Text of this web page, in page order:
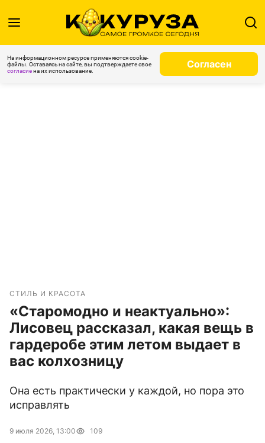
На информационном ресурсе применяются cookie-
файлы. Оставаясь на сайте, вы подтверждаете свое
согласиена их использование.
Согласен
СТИЛЬ И КРАСОТА
«Старомодно и неактуально»:
Лисовец рассказал, какая вещь в
гардеробе этим летом выдает в
вас колхозницу
Она есть практически у каждой, но пора это
исправлять
9 июля 2026, 13:00 109